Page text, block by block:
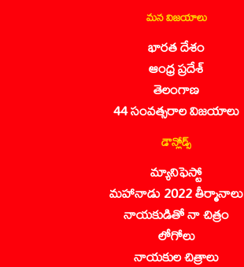
మన విజయాలు
భారత దేశం
ఆంధ్ర ప్రదేశ్
తెలంగాణ
44 సంవత్సరాల విజయాలు
డౌన్లోడ్స్
మ్యానిఫెస్టో
మహానాడు 2022 తీర్మానాలు
నాయకుడితో నా చిత్రం
లోగోలు
నాయకుల చిత్రాలు